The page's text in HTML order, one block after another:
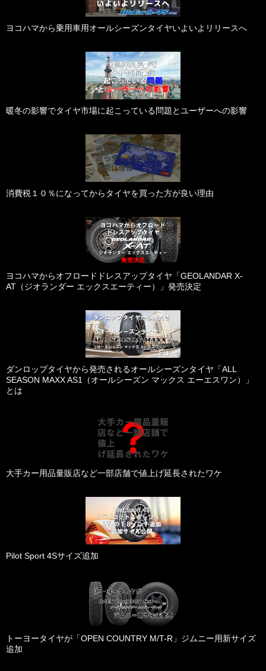
ヨコハマから乗用車用オールシーズンタイヤいよいよリリースへ
暖冬の影響でタイヤ市場に起こっている問題とユーザーへの影響
消費税１０％になってからタイヤを買った方が良い理由
ヨコハマからオフロードドレスアップタイヤ「GEOLANDAR X-
AT（ジオランダー エックスエーティー）」発売決定
ダンロップタイヤから発売されるオールシーズンタイヤ「ALL
SEASON MAXX AS1（オールシーズン マックス エーエスワン）」
とは
大手カー用品量販店など一部店舗で値上げ延長されたワケ
Pilot Sport 4Sサイズ追加
トーヨータイヤが「OPEN COUNTRY M/T-R」ジムニー用新サイズ
追加